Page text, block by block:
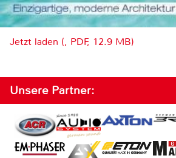
Jetzt laden (, PDF, 12.9 MB)
Unsere Partner: